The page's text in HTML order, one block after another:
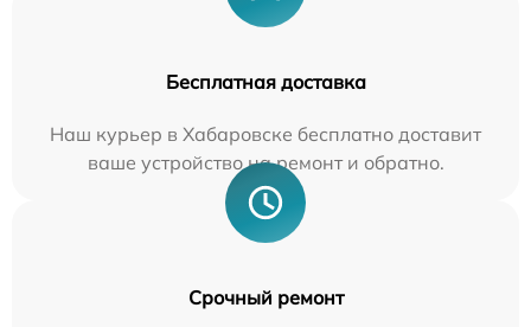
Бесплатная доставка
Наш курьер в Хабаровске бесплатно доставит
ваше устройство на ремонт и обратно.
Срочный ремонт